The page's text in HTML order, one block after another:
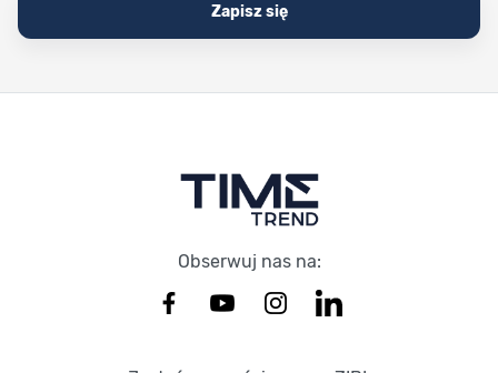
Zapisz się
Obserwuj nas na: